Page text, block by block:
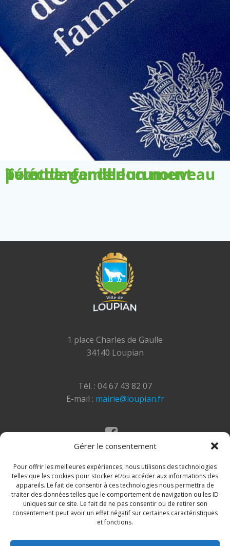
Gérer le consentement
Pour offrir les meilleures expériences, nous utilisons des technologies
telles que les cookies pour stocker et/ou accéder aux informations des
appareils. Le fait de consentir à ces technologies nous permettra de
traiter des données telles que le comportement de navigation ou les ID
uniques sur ce site. Le fait de ne pas consentir ou de retirer son
consentement peut avoir un effet négatif sur certaines caractéristiques
et fonctions.
Télécharger le document pour demander un nouveau livret de famille
1 place Charles de Gaulle
34140 Loupian
Tél. : 04 67 43 82 07
E-mail : mairie@loupian.fr